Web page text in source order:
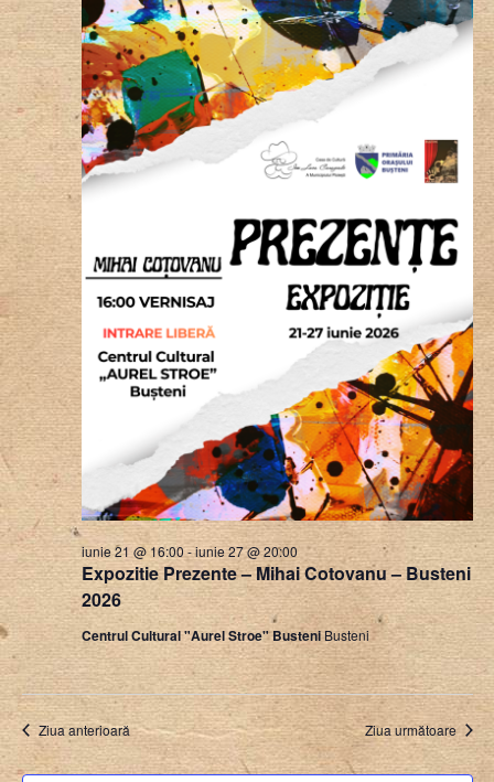
Expozitie Prezente – Mihai Cotovanu – Busteni
2026
iunie 21 @ 16:00-iunie 27 @ 20:00
Centrul Cultural "Aurel Stroe" BusteniBusteni
Ziua anterioară Ziua următoare